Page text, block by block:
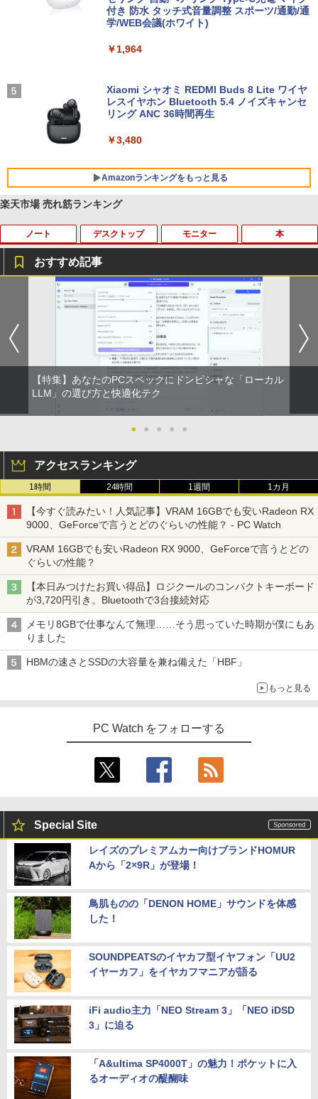
付き 防水 タッチ式音量調整 スポーツ/通勤/通
学/WEB会議(ホワイト)
￥1,964
Xiaomi シャオミ REDMI Buds 8 Lite ワイヤ
レスイヤホン Bluetooth 5.4 ノイズキャンセ
リング ANC 36時間再生
￥3,480
Amazonランキングをもっと見る
BRUCE WAYNE feat. Flo Milli, ATL Jacob
[Explicit]
￥250
BRUCE WAYNE feat. Flo Milli, ATL Jacob
[Explicit]
￥250
On My Road (Stadium ver.)
On My Road (Stadium ver.)
￥250
BUGS LIFE
￥250
by Amazon 天然水 ラベルレス 500ml ×24本
富士山の天然水 バナジウム含有 水 ミネラル
ットル (Smart Basic)
￥1,380
【Amazon.co.jp限定】 い・ろ・は・す 2L P
ET ラベルレス ×8本
￥1,112
by Amazon 天然水ラベルレス 2L×9本
￥1,117
by Amazon 炭酸水 ラベルレス 500ml ×24本
強炭酸水 ペットボトル 500ミリリットル (Sm
art Basic)
【Amazon.co.jp限定】 伊藤園 磨かれて、澄
みきった日本の水 2L 8本 ラベルレス [ ケース
] [ 水 ] [ ペットボトル ] [ 箱買い ] [ ストック
薬屋のひとりごと 17巻 (デジタル版ビッグガ
ンガンコミックス)
￥770
異世界居酒屋「のぶ」(22) (角川コミックス・
エース)
￥832
ONE PIECE モノクロ版 115 (ジャンプコミッ
クスDIGITAL)
￥594
HUNTER×HUNTER モノクロ版 39 (ジャンプ
コミックスDIGITAL)
￥572
スーパーの裏でヤニ吸うふたり 9巻 (デジタル
版ビッグガンガンコミックス)
￥810
楽天市場 売れ筋ランキング
ノート
レビュー投稿 5年保証｜MS Office 2024
H&B 搭載｜中古 ノートパソコン Windo
ws11 Office付｜スペック Core i5 第7世
代 メモリ 8GB 大容量 HDD 500GB テン
キー DVDドライブ搭載 CD DVD 再生可
｜中古パソコン 中古ノートパソコン 中古
PC オフィス搭載
￥19,800
2026】【Office2019H&B】【DVD×テン
キー】富士通 LIFEBOOK A577/第7世代
Core i5/メモリ:4GB/8GB/16GB/SSD:12
8GB/256GB/512GB/1TB/Wi-fi/15.6型/Of
ソコン/Windows11/Windows10
￥14,999
【★最大100%ポイント】【第4世代 Cor
ei7】富士通 LIFEBOOK/Core i7/メモリ:
8GB/16GB/SSD:256GB/512GB/1TB/15.
6型 液晶/Wi-fi/DVD/USB 3.0/Office/中古
PC/Windows11
【週末限定999円OFF！】 中古ノートパ
ソコン 中古パソコン 中古 Office付き バ
画面 ビジネス 仕事 訳あり Windows11
Pro NEC VersaPro VKT16XZG4 Core i5
5
リ:8GB/16GB/32GB/SSD:256GB/512G
dows11
￥31,800
デスクトップ モニター
モバイルモニター ミラーリング 高画質 1
0.1インチ IPS液晶 小型 LEDバックライ
ト モバイルディスプレイ ゲーミングモニ
ター デュアルディスプレイ スマホ Andr
oid iPhone iPad 1年保証 日本語説明書
送料無料
￥8,990
【楽天1位常連・超800冠獲得】黒/白 モ
00Hz /180Hz/165Hz/100Hz ゲーミングモ
ニター 1ms応答 pcモニター パソコン モ
ニター 非光沢 スピーカー内蔵 HDR/Free
sync/VESA cocopar HG-238
￥11,999
-A221DB [ワイド液晶ディスプレイ 21.5
型/1920×1080/3辺フレームレス]
￥12,280
4
【P最大31.5%還元！】Minifire モニター
24インチ IPS 内蔵スピーカーディスプレ
イ100Hz FHD 1080P VGA ブルーライト
ト1000:1 チルト調節可 ビジネス用 【送
料無料】pcモニター (ケーブル付）
￥10,980
IOデータ 3辺フレームレス＆広視野角A
DSパネル液晶ディスプレイ ［21.5型 /フ
ルHD(1920×1080) /ワイド］ ブラック
KH-A221DB
本
2026年8月発売 予約 mini ミニ 2026年9
月号 ミルク M!LK MILK
￥5,180
まほうのにこにこおやつ [ まいのおやつ ]
￥1,650
3
ちいかわ なんか小さくてかわいいやつ
（8） 【電子書籍】[ ナガノ ]
￥1,375
4
【3千円以上送料無料】タッチペンで音が
聞ける!はじめてずかん1000 英語つき／
小学館辞典編集部
【特典】GIANNA HOMMES ISSUE05 co
￥2,200
おすすめ記事
【特集】あなたのPCスペックにドンピシャな「ローカル
LLM」の選び方と快適化テク
● ● ● ● ●
アクセスランキング
1時間 24時間 1週間 1カ月
【今すぐ読みたい！人気記事】VRAM 16GBでも安いRadeon RX
9000、GeForceで言うとどのぐらいの性能？ - PC Watch
VRAM 16GBでも安いRadeon RX 9000、GeForceで言うとどの
ぐらいの性能？
【本日みつけたお買い得品】ロジクールのコンパクトキーボード
が3,720円引き。Bluetoothで3台接続対応
メモリ8GBで仕事なんて無理……そう思っていた時期が僕にもあ
りました
HBMの速さとSSDの大容量を兼ね備えた「HBF」
もっと見る
PC Watch をフォローする
Special Site
レイズのプレミアムカー向けブランドHOMUR
Aから「2×9R」が登場！
鳥肌ものの「DENON HOME」サウンドを体感
した！
SOUNDPEATSのイヤカフ型イヤフォン「UU2
イヤーカフ」をイヤカフマニアが語る
iFi audio主力「NEO Stream 3」「NEO iDSD
3」に迫る
「A&ultima SP4000T」の魅力！ポケットに入
るオーディオの醍醐味